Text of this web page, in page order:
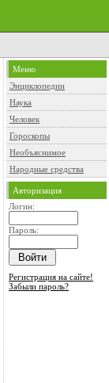
Меню
Энциклопедии
Наука
Человек
Гороскопы
Необъяснимое
Народные средства
Авторизация
Логин:
Пароль:
Регистрация на сайте!
Забыли пароль?